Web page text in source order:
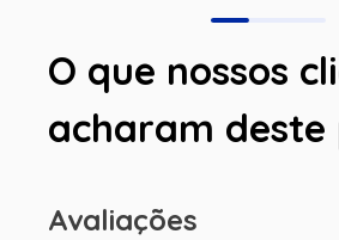
O que nossos
acharam
Avaliações